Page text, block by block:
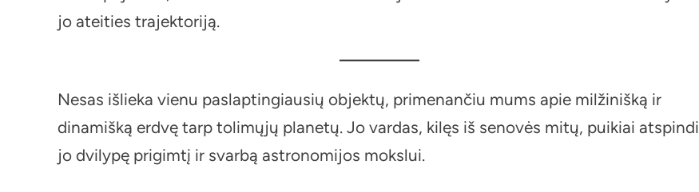
jo ateities trajektoriją.
Nesas išlieka vienu paslaptingiausių objektų, primenančiu mums apie milžinišką ir
dinamišką erdvę tarp tolimųjų planetų. Jo vardas, kilęs iš senovės mitų, puikiai atspindi
jo dvilypę prigimtį ir svarbą astronomijos mokslui.